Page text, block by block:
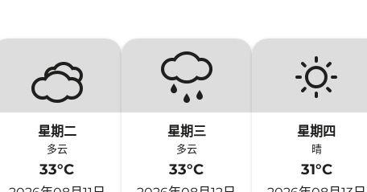
星期二
多云
33°C
星期三
多云
33°C
星期四
晴
31°C